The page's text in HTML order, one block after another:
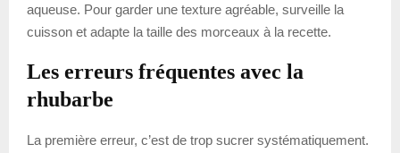
aqueuse. Pour garder une texture agréable, surveille la
cuisson et adapte la taille des morceaux à la recette.
Les erreurs fréquentes avec la
rhubarbe
La première erreur, c’est de trop sucrer systématiquement.